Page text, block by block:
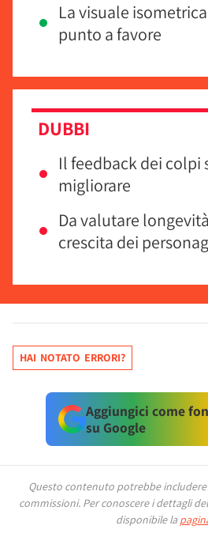
La visuale
punto a favore
DUBBI
Il feedback dei colpi
migliorare
Da valutare
crescita dei
HAI NOTATO ERRORI?
Aggiungici come
su Google
Questo contenuto potrebbe
commissioni. Per conoscere i dettagli
disponibile la